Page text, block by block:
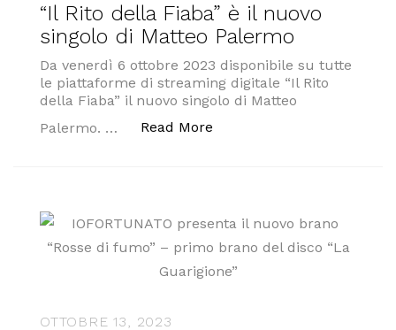
“Il Rito della Fiaba” è il nuovo
singolo di Matteo Palermo
Da venerdì 6 ottobre 2023 disponibile su tutte
le piattaforme di streaming digitale “Il Rito
della Fiaba” il nuovo singolo di Matteo
Palermo. …
Read More
OTTOBRE 13, 2023